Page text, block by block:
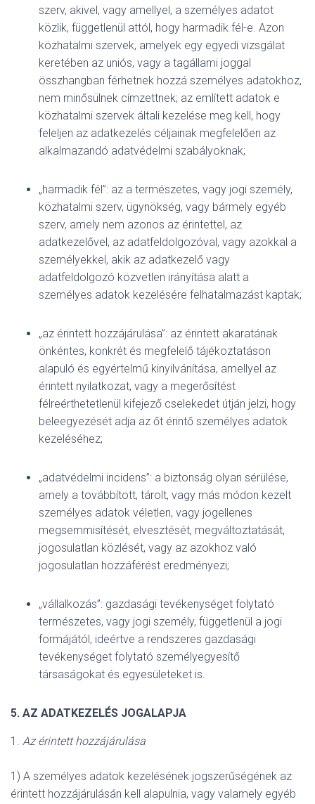
szerv, akivel, vagy amellyel, a személyes adatot
közlik, függetlenül attól, hogy harmadik fél-e. Azon
közhatalmi szervek, amelyek egy egyedi vizsgálat
keretében az uniós, vagy a tagállami joggal
összhangban férhetnek hozzá személyes adatokhoz,
nem minősülnek címzettnek; az említett adatok e
közhatalmi szervek általi kezelése meg kell, hogy
feleljen az adatkezelés céljainak megfelelően az
alkalmazandó adatvédelmi szabályoknak;
„harmadik fél”: az a természetes, vagy jogi személy,
közhatalmi szerv, ügynökség, vagy bármely egyéb
szerv, amely nem azonos az érintettel, az
adatkezelővel, az adatfeldolgozóval, vagy azokkal a
személyekkel, akik az adatkezelő vagy
adatfeldolgozó közvetlen irányítása alatt a
személyes adatok kezelésére felhatalmazást kaptak;
„az érintett hozzájárulása”: az érintett akaratának
önkéntes, konkrét és megfelelő tájékoztatáson
alapuló és egyértelmű kinyilvánítása, amellyel az
érintett nyilatkozat, vagy a megerősítést
félreérthetetlenül kifejező cselekedet útján jelzi, hogy
beleegyezését adja az őt érintő személyes adatok
kezeléséhez;
„adatvédelmi incidens”: a biztonság olyan sérülése,
amely a továbbított, tárolt, vagy más módon kezelt
személyes adatok véletlen, vagy jogellenes
megsemmisítését, elvesztését, megváltoztatását,
jogosulatlan közlését, vagy az azokhoz való
jogosulatlan hozzáférést eredményezi;
„vállalkozás”: gazdasági tevékenységet folytató
természetes, vagy jogi személy, függetlenül a jogi
formájától, ideértve a rendszeres gazdasági
tevékenységet folytató személyegyesítő
társaságokat és egyesületeket is.
5. AZ ADATKEZELÉS JOGALAPJA
1. Az érintett hozzájárulása
1) A személyes adatok kezelésének jogszerűségének az
érintett hozzájárulásán kell alapulnia, vagy valamely egyéb